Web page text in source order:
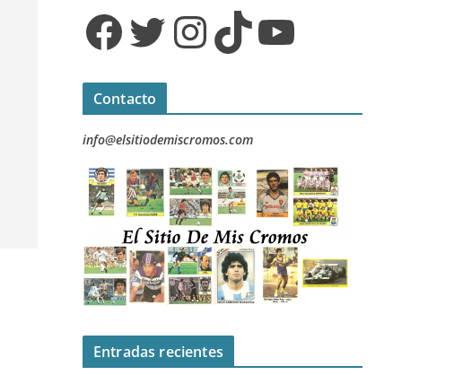
Facebook Twitter InstagramTikTok YouTube
Contacto
info@elsitiodemiscromos.com
Entradas recientes